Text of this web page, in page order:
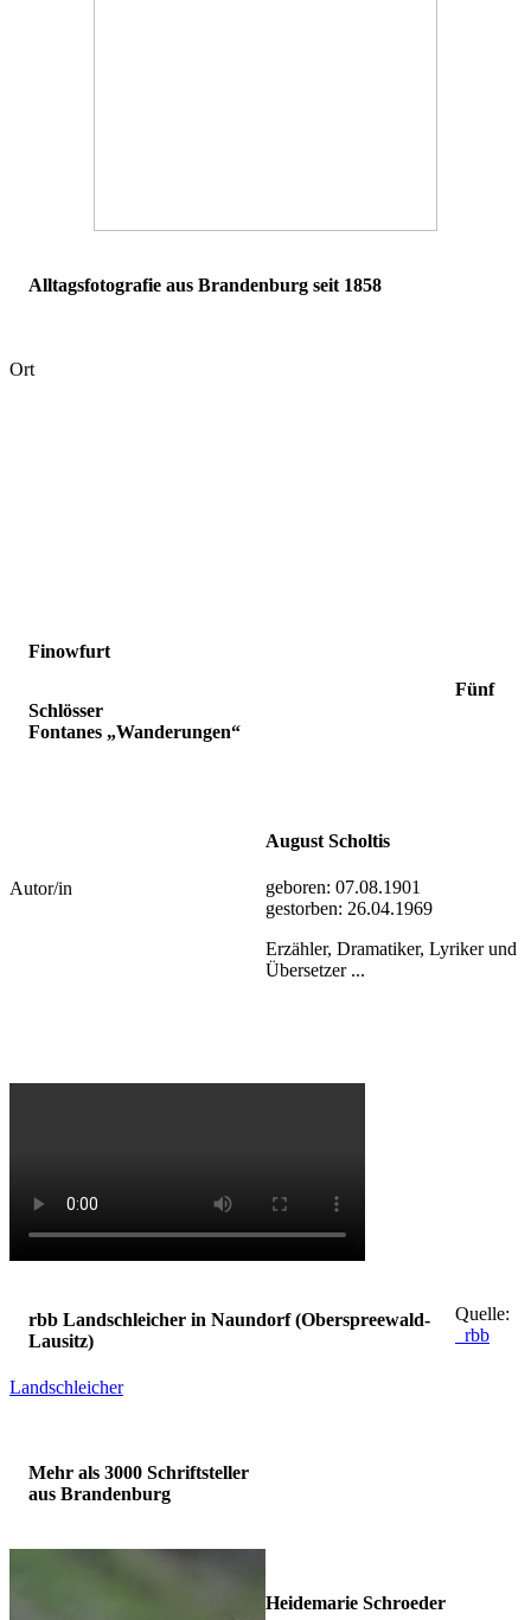
Alltagsfotografie aus Brandenburg seit 1858
Ort
Finowfurt
Fünf
Schlösser
Fontanes „Wanderungen“
Autor/in
August Scholtis
geboren: 07.08.1901
gestorben: 26.04.1969
Erzähler, Dramatiker, Lyriker und
Übersetzer ...
rbb Landschleicher in Naundorf (Oberspreewald-
Lausitz)
Quelle:
rbb
Landschleicher
Mehr als 3000 Schriftsteller
aus Brandenburg
Heidemarie Schroeder